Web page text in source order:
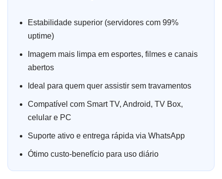
Estabilidade superior (servidores com 99%
uptime)
Imagem mais limpa em esportes, filmes e canais
abertos
Ideal para quem quer assistir sem travamentos
Compatível com Smart TV, Android, TV Box,
celular e PC
Suporte ativo e entrega rápida via WhatsApp
Ótimo custo-benefício para uso diário